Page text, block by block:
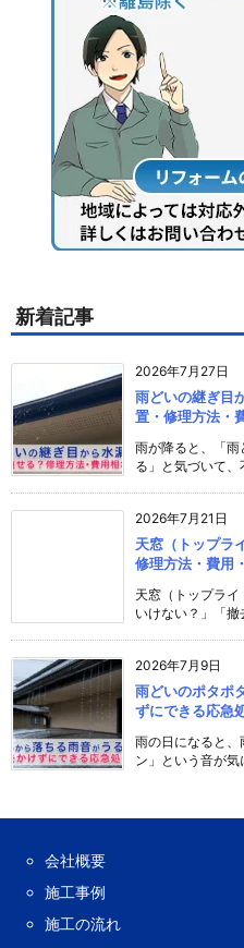
新着記事
2026年7月27日
雨どいの継ぎ目
置・修理方法・
雨が降ると、「
る」と気づいて、
2026年7月21日
天窓（トップラ
修理方法・費用
天窓（トップラ
いけない？」「撤
2026年7月9日
雨どいのポタポ
ずにできる応急
雨の日になると、
ン」という音が気
会社概要
施工事例
施工の流れ